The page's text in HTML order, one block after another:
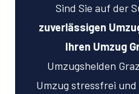
Sind Sie auf der
zuverlässigen
Ihren Umzug
Umzugshelden
Umzug stressfrei